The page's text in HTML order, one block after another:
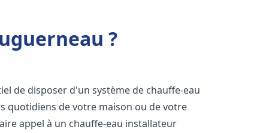
?
de disposer d'un système de chauffe-eau
quotidiens de votre maison ou de votre
appel à un chauffe-eau installateur